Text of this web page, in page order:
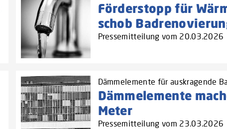
Förderstopp für
schob
Pressemitteilung vom 20.03.2026
Dämmelemente für auskragende
Dämmelemente
Meter
Pressemitteilung vom 23.03.2026